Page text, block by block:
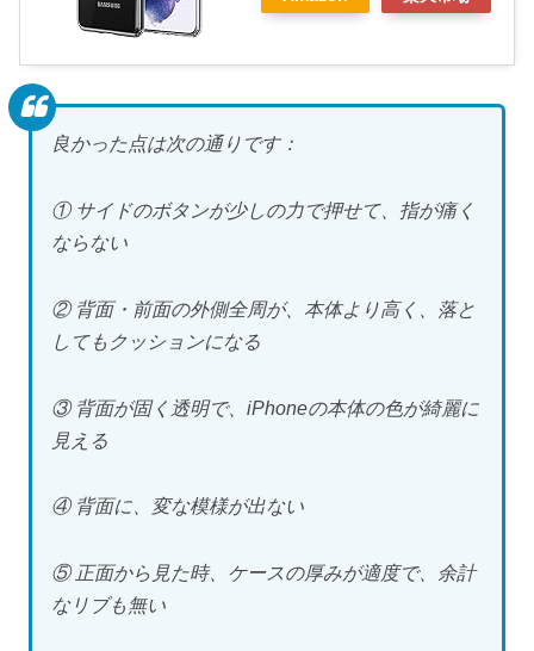
良かった点は次の通りです：
① サイドのボタンが少しの力で押せて、指が痛く
ならない
② 背面・前面の外側全周が、本体より高く、落と
してもクッションになる
③ 背面が固く透明で、iPhoneの本体の色が綺麗に
見える
④ 背面に、変な模様が出ない
⑤ 正面から見た時、ケースの厚みが適度で、余計
なリブも無い